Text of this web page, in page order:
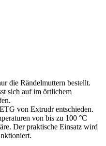
die Rändelmuttern bestellt.
sich auf im örtlichem
von Extrudr entschieden.
von bis zu 100 °C
Der praktische Einsatz wird